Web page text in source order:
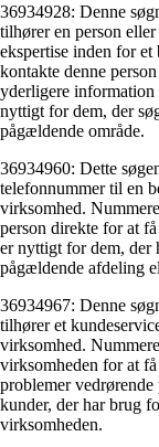
36934928: Denne
tilhører en person
ekspertise inden for
kontakte denne
yderligere information
nyttigt for dem, der
pågældende område.
36934960: Dette
telefonnummer til en
virksomhed.
person direkte for at
er nyttigt for dem, der
pågældende afdeling
36934967: Denne
tilhører et
virksomhed.
virksomheden for at
problemer
kunder, der har brug
virksomheden.